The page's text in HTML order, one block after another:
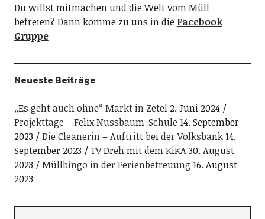
Du willst mitmachen und die Welt vom Müll
befreien? Dann komme zu uns in die Facebook
Gruppe
Neueste Beiträge
„Es geht auch ohne“ Markt in Zetel 2. Juni 2024
Projekttage – Felix Nussbaum-Schule 14. September
2023
Die Cleanerin – Auftritt bei der Volksbank14.
September 2023
TV Dreh mit dem KiKA30. August
2023
Müllbingo in der Ferienbetreuung 16. August
2023